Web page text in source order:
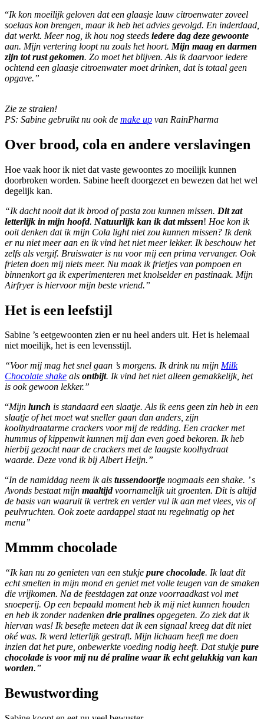
“Ik kon moeilijk geloven dat een glaasje lauw citroenwater zoveel
soelaas kon brengen, maar ik heb het advies gevolgd. En inderdaad,
dat werkt. Meer nog, ik hou nog steeds iedere dag deze gewoonte
aan. Mijn vertering loopt nu zoals het hoort. Mijn maag en darmen
zijn tot rust gekomen. Zo moet het blijven. Als ik daarvoor iedere
ochtend een glaasje citroenwater moet drinken, dat is totaal geen
opgave.”
Zie ze stralen!
PS: Sabine gebruikt nu ook de make up van RainPharma
Over brood, cola en andere verslavingen
Hoe vaak hoor ik niet dat vaste gewoontes zo moeilijk kunnen
doorbroken worden. Sabine heeft doorgezet en bewezen dat het wel
degelijk kan.
“Ik dacht nooit dat ik brood of pasta zou kunnen missen. Dit zat
letterlijk in mijn hoofd. Natuurlijk kan ik dat missen! Hoe kon ik
ooit denken dat ik mijn Cola light niet zou kunnen missen? Ik denk
er nu niet meer aan en ik vind het niet meer lekker. Ik beschouw het
zelfs als vergif. Bruiswater is nu voor mij een prima vervanger. Ook
frieten doen mij niets meer. Nu maak ik frietjes van pompoen en
binnenkort ga ik experimenteren met knolselder en pastinaak. Mijn
Airfryer is hiervoor mijn beste vriend.”
Het is een leefstijl
Sabine ’s eetgewoonten zien er nu heel anders uit. Het is helemaal
niet moeilijk, het is een levensstijl.
“Voor mij mag het snel gaan ’s morgens. Ik drink nu mijn Milk
Chocolate shake als ontbijt. Ik vind het niet alleen gemakkelijk, het
is ook gewoon lekker.”
“Mijn lunch is standaard een slaatje. Als ik eens geen zin heb in een
slaatje of het moet wat sneller gaan dan anders, zijn
koolhydraatarme crackers voor mij de redding. Een cracker met
hummus of kippenwit kunnen mij dan even goed bekoren. Ik heb
hierbij gezocht naar de crackers met de laagste koolhydraat
waarde. Deze vond ik bij Albert Heijn.”
“In de namiddag neem ik als tussendoortje nogmaals een shake. ’ s
Avonds bestaat mijn maaltijdvoornamelijk uit groenten. Dit is altijd
de basis van waaruit ik vertrek en verder vul ik aan met vlees, vis of
peulvruchten. Ook zoete aardappel staat nu regelmatig op het
menu”
Mmmm chocolade
“Ik kan nu zo genieten van een stukje pure chocolade. Ik laat dit
echt smelten in mijn mond en geniet met volle teugen van de smaken
die vrijkomen. Na de feestdagen zat onze voorraadkast vol met
snoeperij. Op een bepaald moment heb ik mij niet kunnen houden
en heb ik zonder nadenken drie pralines opgegeten. Zo ziek dat ik
hiervan was! Ik besefte meteen dat ik een signaal kreeg dat dit niet
oké was. Ik werd letterlijk gestraft. Mijn lichaam heeft me doen
inzien dat het pure, onbewerkte voeding nodig heeft. Dat stukje pure
chocolade is voor mij nu dé praline waar ik echt gelukkig van kan
worden.”
Bewustwording